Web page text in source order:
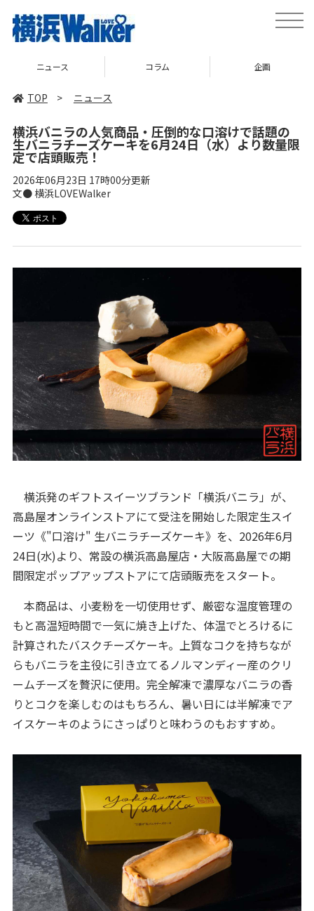
toggle
ニュース コラム 企画
TOP > ニュース
横浜バニラの人気商品・圧倒的な口溶けで話題の
生バニラチーズケーキを6月24日（水）より数量限
定で店頭販売！
2026年06月23日 17時00分更新
文● 横浜LOVEWalker
横浜発のギフトスイーツブランド「横浜バニラ」が、
高島屋オンラインストアにて受注を開始した限定生スイ
ーツ《"口溶け" 生バニラチーズケーキ》を、2026年6月
24日(水)より、常設の横浜高島屋店・大阪高島屋での期
間限定ポップアップストアにて店頭販売をスタート。
本商品は、小麦粉を一切使用せず、厳密な温度管理の
もと高温短時間で一気に焼き上げた、体温でとろけるに
計算されたバスクチーズケーキ。上質なコクを持ちなが
らもバニラを主役に引き立てるノルマンディー産のクリ
ームチーズを贅沢に使用。完全解凍で濃厚なバニラの香
りとコクを楽しむのはもちろん、暑い日には半解凍でア
イスケーキのようにさっぱりと味わうのもおすすめ。